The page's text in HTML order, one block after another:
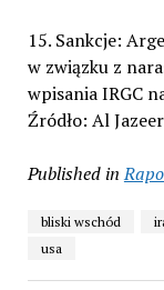
15. Sankcje:
w związku z
wpisania IRGC
Źródło: Al
Published in
bliski wschód
usa